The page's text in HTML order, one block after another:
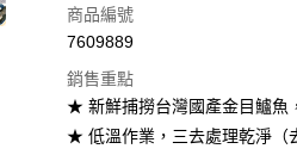
信用卡一次付款
街口支付
悠遊付
商品編號
7609889
銷售重點
★ 新鮮捕撈台灣國產金目鱸魚
★ 低溫作業，三去處理乾淨（